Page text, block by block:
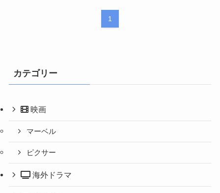
1
カテゴリー
映画
マーベル
ピクサー
海外ドラマ